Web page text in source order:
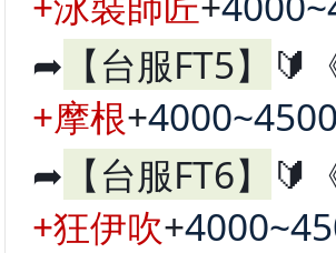
➦ 【台服FT5】 🔰
+摩根+
➦ 【台服FT6】 🔰
+狂伊吹+